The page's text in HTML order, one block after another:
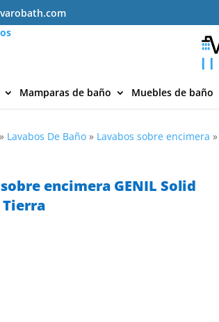
Mamparas de baño Muebles de baño
» Lavabos De Baño » Lavabos sobre encimera »
encimera GENIL Solid
Tierra